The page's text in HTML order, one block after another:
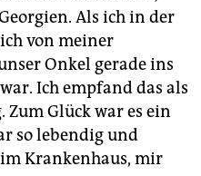
Türkisch sein Roman
das Buch "Die Richter
Als ich in der
von meiner
Onkel gerade ins
Ich empfand das als
Zum Glück war es ein
so lebendig und
Krankenhaus, mir